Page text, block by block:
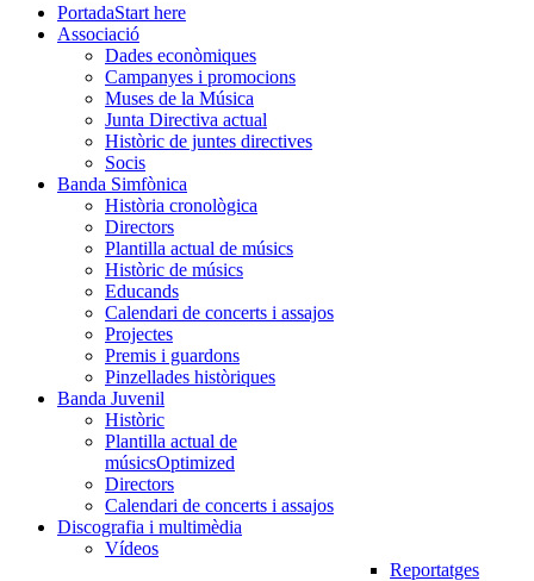
PortadaStart here
Associació
Dades econòmiques
Campanyes i promocions
Muses de la Música
Junta Directiva actual
Històric de juntes directives
Socis
Banda Simfònica
Història cronològica
Directors
Plantilla actual de músics
Històric de músics
Educands
Calendari de concerts i assajos
Projectes
Premis i guardons
Pinzellades històriques
Banda Juvenil
Històric
Plantilla actual de
músicsOptimized
Directors
Calendari de concerts i assajos
Discografia i multimèdia
Vídeos
Reportatges